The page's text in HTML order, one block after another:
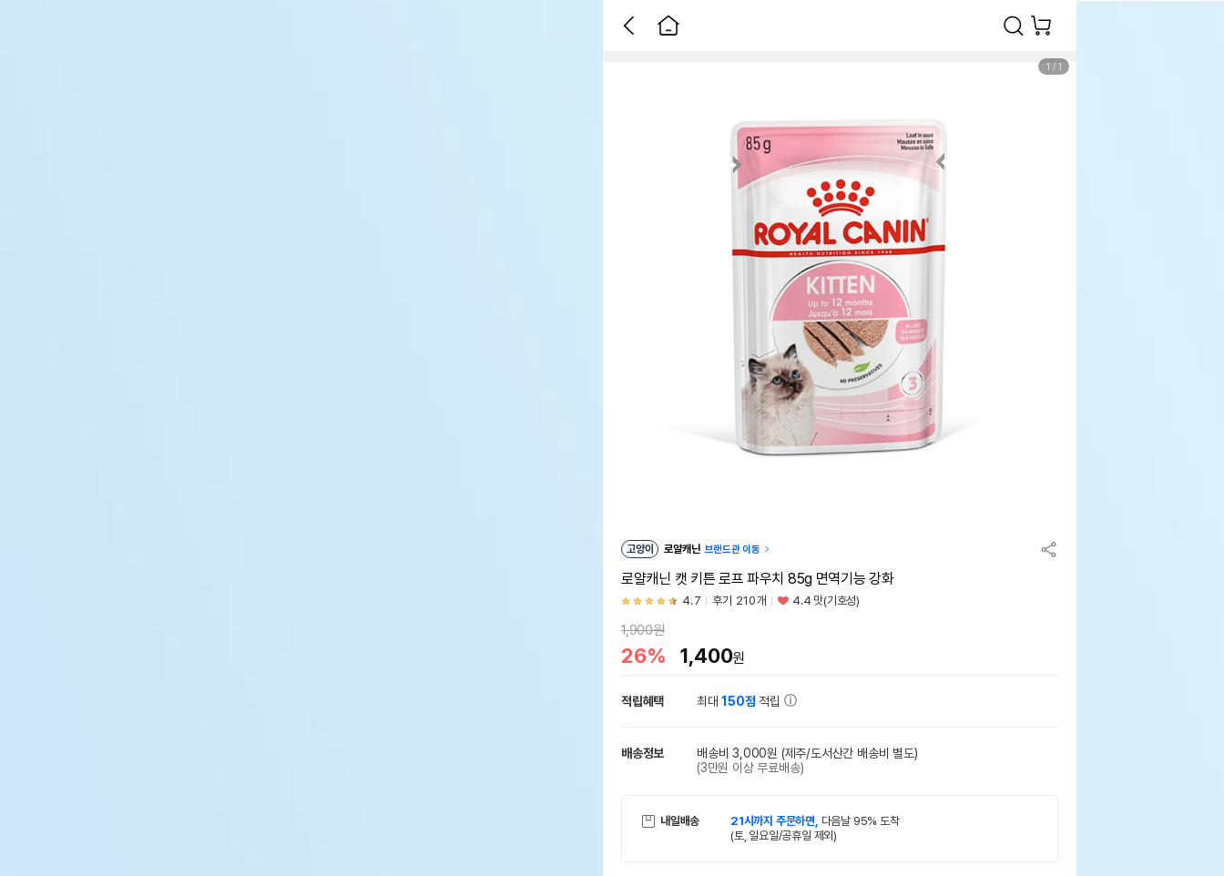
1 / 1
고양이 로얄캐닌 브랜드관 이동
로얄캐닌 캣 키튼 로프 파우치 85g 면역기능 강화
4.7 후기 210개 4.4 맛(기호성)
1,900원
26% 1,400원
적립혜택 최대150점 적립
배송정보 배송비 3,000원 (제주/도서산간 배송비 별도)
(3만원 이상 무료배송)
내일배송 21시까지 주문하면, 다음날 95% 도착
(토, 일요일/공휴일 제외)